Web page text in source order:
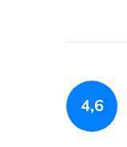
4,6